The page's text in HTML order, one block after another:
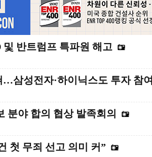
및 반트럼프 특파원 해고
삼성전자·하이닉스도 투자 참여
분야 합의 협상 발족회의
첫 무죄 선고 의미 커”